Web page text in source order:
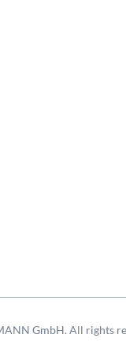
GmbH. All rights